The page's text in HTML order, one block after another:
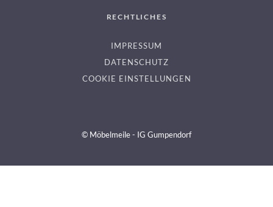
RECHTLICHES
IMPRESSUM
DATENSCHUTZ
COOKIE EINSTELLUNGEN
© Möbelmeile - IG Gumpendorf